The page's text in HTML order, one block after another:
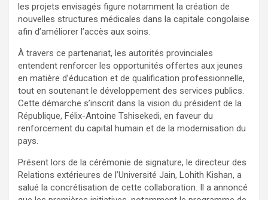
les projets envisagés figure notamment la création de
nouvelles structures médicales dans la capitale congolaise
afin d’améliorer l’accès aux soins.
À travers ce partenariat, les autorités provinciales
entendent renforcer les opportunités offertes aux jeunes
en matière d’éducation et de qualification professionnelle,
tout en soutenant le développement des services publics.
Cette démarche s’inscrit dans la vision du président de la
République, Félix-Antoine Tshisekedi, en faveur du
renforcement du capital humain et de la modernisation du
pays.
Présent lors de la cérémonie de signature, le directeur des
Relations extérieures de l’Université Jain, Lohith Kishan, a
salué la concrétisation de cette collaboration. Il a annoncé